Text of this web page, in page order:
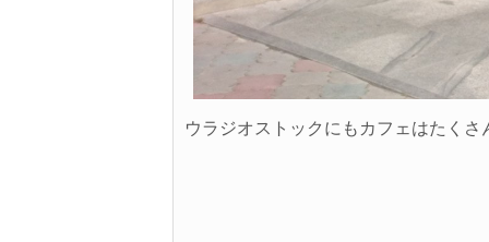
ウラジオストックにもカフェはたくさ